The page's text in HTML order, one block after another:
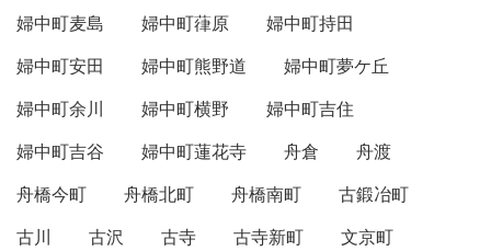
婦中町麦島
婦中町葎原
婦中町持田
婦中町安田
婦中町熊野道
婦中町夢ケ丘
婦中町余川
婦中町横野
婦中町吉住
婦中町吉谷
婦中町蓮花寺 舟倉
舟渡
舟橋今町
舟橋北町 舟橋南町
古鍛冶町
古川
古沢 古寺 古寺新町
文京町